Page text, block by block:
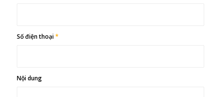
Số điện thoại*
Nội dung